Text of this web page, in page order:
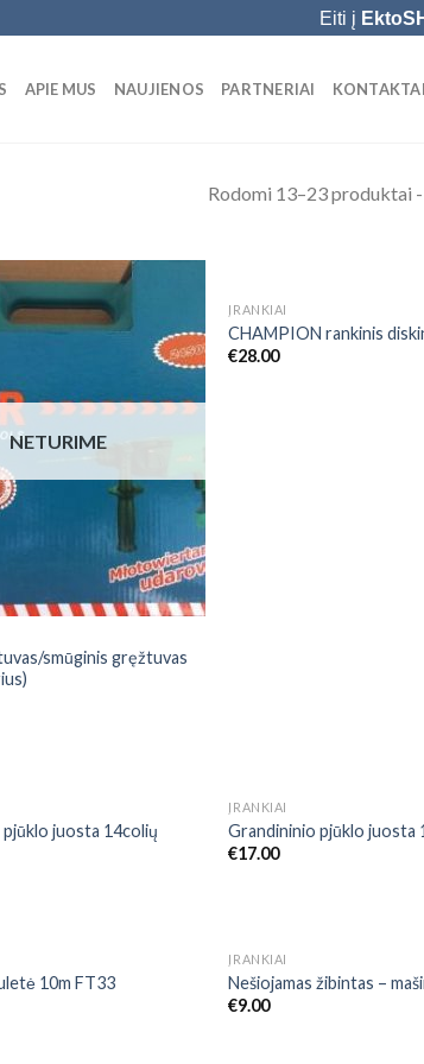
Eiti į
APIE MUS NAUJIENOS PARTNERIAI KONTAKTAI
Rodomi 13–23 produktai
Wishlist
NETURIME
smūginis gręžtuvas
ĮRANKIAI
CHAMPION rankinis
€28.00
Add to
Wishlist
juosta 14colių
ĮRANKIAI
Grandininio pjūklo juosta
€17.00
10m FT33
ĮRANKIAI
Nešiojamas žibintas –
€9.00